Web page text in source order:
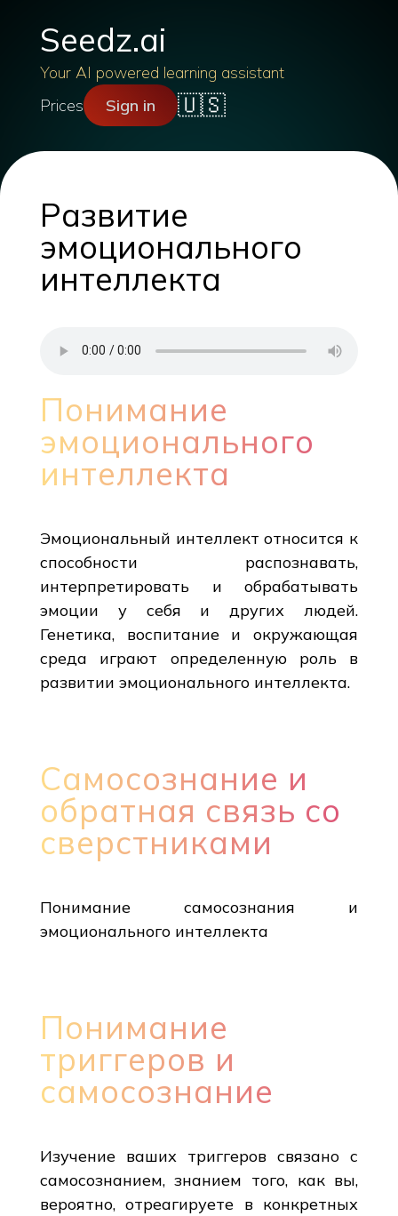
Seedz.ai
Your AI powered learning assistant
Prices
Sign in 🇺🇸
Развитие
эмоционального
интеллекта
Понимание
эмоционального
интеллекта
Эмоциональный интеллект относится к
способности распознавать,
интерпретировать и обрабатывать
эмоции у себя и других людей.
Генетика, воспитание и окружающая
среда играют определенную роль в
развитии эмоционального интеллекта.
Самосознание и
обратная связь со
сверстниками
Понимание самосознания и
эмоционального интеллекта
Понимание
триггеров и
самосознание
Изучение ваших триггеров связано с
самосознанием, знанием того, как вы,
вероятно, отреагируете в конкретных